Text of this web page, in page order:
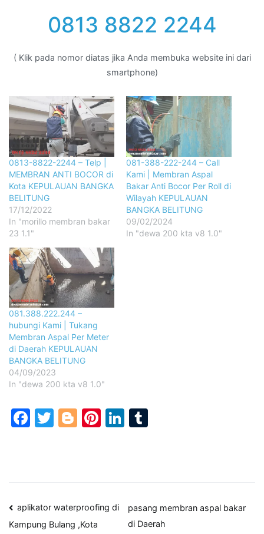
0813 8822 2244
( Klik pada nomor diatas jika Anda membuka website ini dari
smartphone)
0813-8822-2244 – Telp |
MEMBRAN ANTI BOCOR di
Kota KEPULAUAN BANGKA
BELITUNG
17/12/2022
In "morillo membran bakar
23 1.1"
081-388-222-244 – Call
Kami | Membran Aspal
Bakar Anti Bocor Per Roll di
Wilayah KEPULAUAN
BANGKA BELITUNG
09/02/2024
In "dewa 200 kta v8 1.0"
081.388.222.244 –
hubungi Kami | Tukang
Membran Aspal Per Meter
di Daerah KEPULAUAN
BANGKA BELITUNG
04/09/2023
In "dewa 200 kta v8 1.0"
Facebook
Twitter
Blogger
Pinterest
LinkedIn
Post
aplikator waterproofing di
Kampung Bulang ,Kota
pasang membran aspal bakar
di Daerah